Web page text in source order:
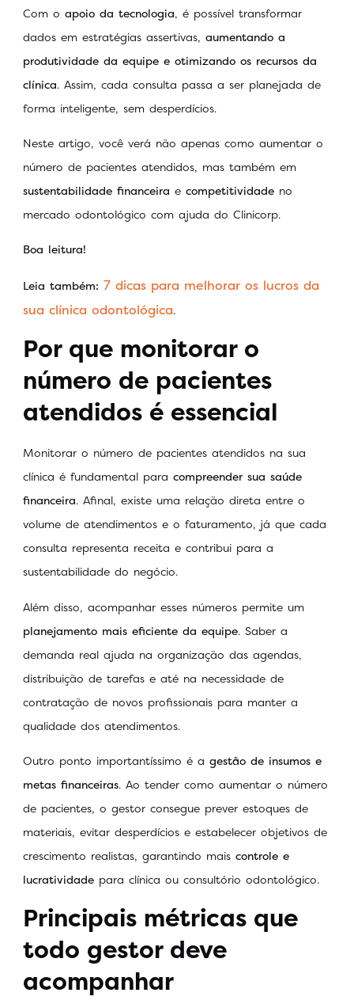
Com o apoio da tecnologia, é possível transformar
dados em estratégias assertivas, aumentando a
produtividade da equipe e otimizando os recursos da
clínica. Assim, cada consulta passa a ser planejada de
forma inteligente, sem desperdícios.
Neste artigo, você verá não apenas como aumentar o
número de pacientes atendidos, mas também em
sustentabilidade financeira e competitividade no
mercado odontológico com ajuda do Clinicorp.
Boa leitura!
Leia também: 7 dicas para melhorar os lucros da
sua clínica odontológica.
Por que monitorar o
número de pacientes
atendidos é essencial
Monitorar o número de pacientes atendidos na sua
clínica é fundamental para compreender sua saúde
financeira. Afinal, existe uma relação direta entre o
volume de atendimentos e o faturamento, já que cada
consulta representa receita e contribui para a
sustentabilidade do negócio.
Além disso, acompanhar esses números permite um
planejamento mais eficiente da equipe. Saber a
demanda real ajuda na organização das agendas,
distribuição de tarefas e até na necessidade de
contratação de novos profissionais para manter a
qualidade dos atendimentos.
Outro ponto importantíssimo é a gestão de insumos e
metas financeiras. Ao tender como aumentar o número
de pacientes, o gestor consegue prever estoques de
materiais, evitar desperdícios e estabelecer objetivos de
crescimento realistas, garantindo mais controle e
lucratividade para clínica ou consultório odontológico.
Principais métricas que
todo gestor deve
acompanhar